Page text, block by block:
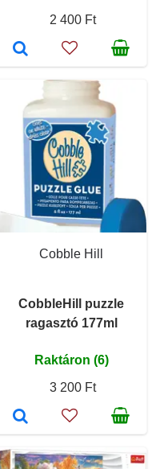
2 400 Ft
Cobble Hill
CobbleHill puzzle
ragasztó 177ml
Raktáron (6)
3 200 Ft